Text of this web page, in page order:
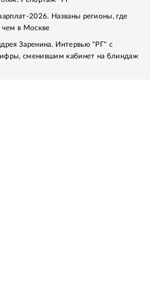
2026. Названы регионы, где
чем в Москве
Заренина. Интервью "РГ" с
сменившим кабинет на блиндаж